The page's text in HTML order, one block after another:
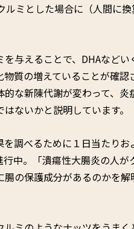
ルミとした場合に（人間に
与えることで、DHAなど
質の増えていることが確
な新陳代謝が変わって、
ないかと説明しています。
調べるために１日当たり
中。「潰瘍性大腸炎の人
の保護成分があるのかを